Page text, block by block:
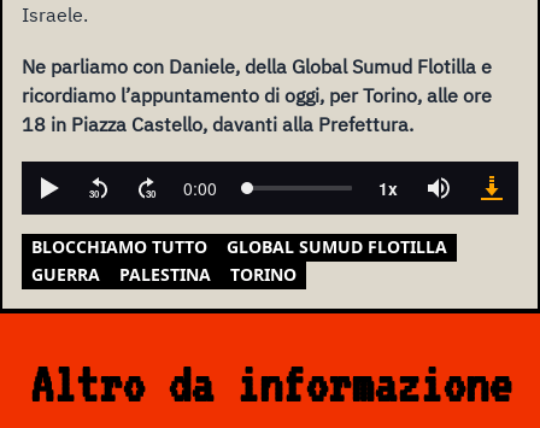
Israele.
Ne parliamo con Daniele, della Global Sumud Flotilla e
ricordiamo l’appuntamento di oggi, per Torino, alle ore
18 in Piazza Castello, davanti alla Prefettura.
BLOCCHIAMO TUTTO
GLOBAL SUMUD FLOTILLA
GUERRA
PALESTINA TORINO
Altro da informazione